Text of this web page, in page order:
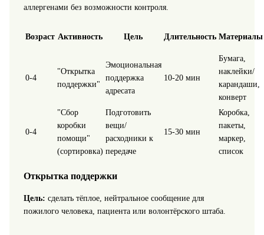
аллергенами без возможности контроля.
Возраст Активность Цель Длительность Материалы
0-4
"Открытка
поддержки"
Эмоциональная
поддержка
адресата
10-20 мин
Бумага,
наклейки/
карандаши,
конверт
0-4
"Сбор
коробки
помощи"
(сортировка)
Подготовить
вещи/
расходники к
передаче
15-30 мин
Коробка,
пакеты,
маркер,
список
Открытка поддержки
Цель: сделать тёплое, нейтральное сообщение для
пожилого человека, пациента или волонтёрского штаба.